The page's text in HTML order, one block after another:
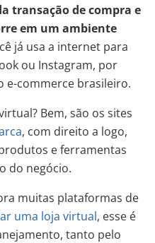
transação de compra e
em um ambiente
já usa a internet para
ou Instagram, por
e-commerce brasileiro.
Bem, são os sites
, com direito a logo,
e ferramentas
do negócio.
muitas plataformas de
uma loja virtual, esse é
tanto pelo